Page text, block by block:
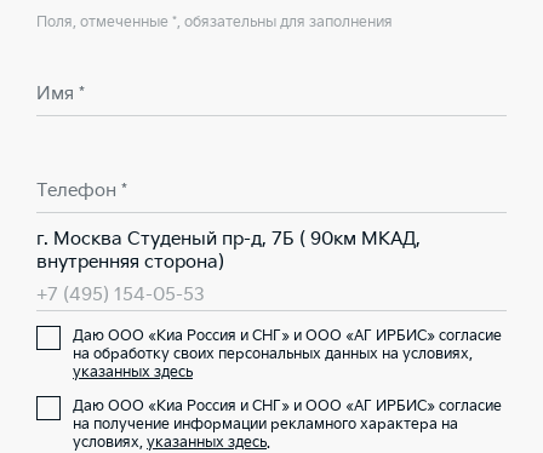
Поля, отмеченные *, обязательны для заполнения
Имя *
Телефон *
г. Москва Студеный пр-д, 7Б ( 90км МКАД,
внутренняя сторона)
+7 (495) 154-05-53
Даю ООО «Киа Россия и СНГ» и ООО «АГ ИРБИС» согласие
на обработку своих персональных данных на условиях,
указанных здесь
Даю ООО «Киа Россия и СНГ» и ООО «АГ ИРБИС» согласие
на получение информации рекламного характера на
условиях, указанных здесь.